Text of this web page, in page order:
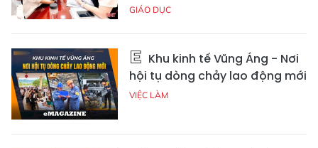
GIÁO DỤC
Khu kinh tế Vũng Áng - Nơi
hội tụ dòng chảy lao động mới
VIỆC LÀM